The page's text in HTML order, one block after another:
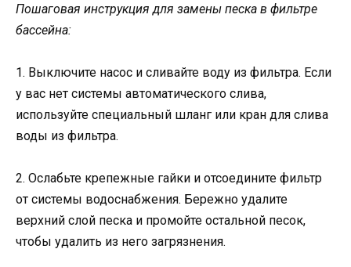
Пошаговая инструкция для замены песка в фильтре
бассейна:
1. Выключите насос и сливайте воду из фильтра. Если
у вас нет системы автоматического слива,
используйте специальный шланг или кран для слива
воды из фильтра.
2. Ослабьте крепежные гайки и отсоедините фильтр
от системы водоснабжения. Бережно удалите
верхний слой песка и промойте остальной песок,
чтобы удалить из него загрязнения.